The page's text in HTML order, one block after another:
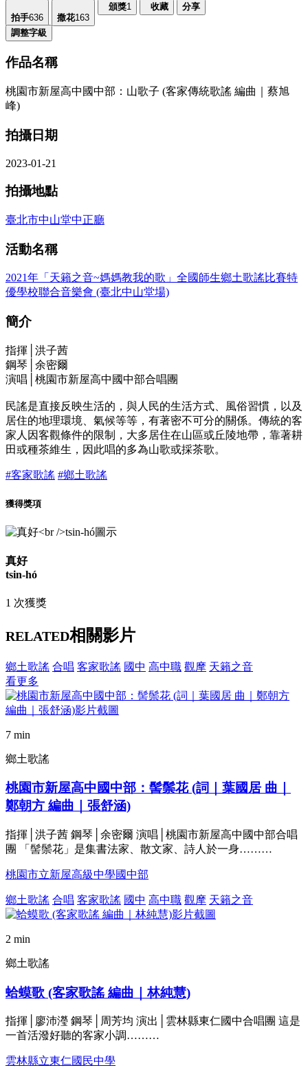
拍手636 撒花163
頒獎1 收藏 分享
調整字級
作品名稱
桃園市新屋高中國中部：山歌子 (客家傳統歌謠 編曲｜蔡旭
峰)
拍攝日期
2023-01-21
拍攝地點
臺北市中山堂中正廳
活動名稱
2021年「天籟之音~媽媽教我的歌」全國師生鄉土歌謠比賽特
優學校聯合音樂會 (臺北中山堂場)
簡介
指揮│洪子茜
鋼琴│余密爾
演唱│桃園市新屋高中國中部合唱團
民謠是直接反映生活的，與人民的生活方式、風俗習慣，以及
居住的地理環境、氣候等等，有著密不可分的關係。傳統的客
家人因客觀條件的限制，大多居住在山區或丘陵地帶，靠著耕
田或種茶維生，因此唱的多為山歌或採茶歌。
#客家歌謠 #鄉土歌謠
獲得獎項
真好
tsin-hó
1 次獲獎
RELATED相關影片
鄉土歌謠 合唱 客家歌謠 國中 高中職 觀摩 天籟之音
看更多
7 min
鄉土歌謠
桃園市新屋高中國中部：髻鬃花 (詞｜葉國居 曲｜
鄭朝方 編曲｜張舒涵)
指揮│洪子茜 鋼琴│余密爾 演唱│桃園市新屋高中國中部合唱
團 「髻鬃花」是集書法家、散文家、詩人於一身………
桃園市立新屋高級中學國中部
鄉土歌謠 合唱 客家歌謠 國中 高中職 觀摩 天籟之音
2 min
鄉土歌謠
蛤蟆歌 (客家歌謠 編曲｜林純慧)
指揮│廖沛瀅 鋼琴│周芳均 演出│雲林縣東仁國中合唱團 這是
一首活潑好聽的客家小調………
雲林縣立東仁國民中學